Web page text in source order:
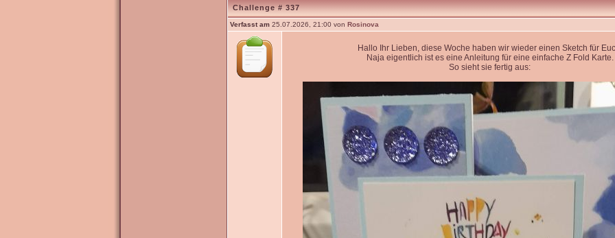
Challenge # 337
Verfasst am25.07.2026, 21:00 von Rosinova
Hallo Ihr Lieben, diese Woche haben wir wieder einen Sketch für
Naja eigentlich ist es eine Anleitung für eine einfache Z Fold Karte.
So sieht sie fertig aus: